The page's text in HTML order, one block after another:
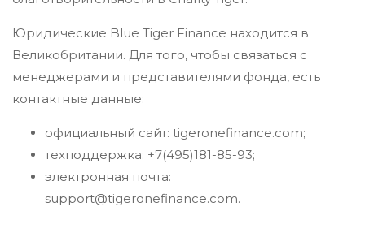
Юридические Blue Tiger Finance находится в
Великобритании. Для того, чтобы связаться с
менеджерами и представителями фонда, есть
контактные данные:
официальный сайт: tigeronefinance.com;
техподдержка: +7(495)181-85-93;
электронная почта:
support@tigeronefinance.com.